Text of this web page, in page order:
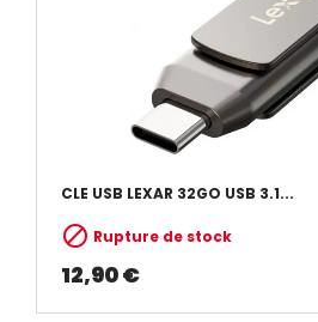
CLE USB LEXAR 32GO USB 3.1...
 Rupture de stock
12,90 €